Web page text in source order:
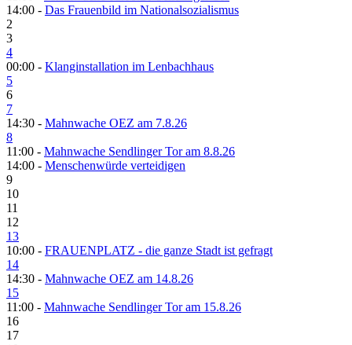
14:00 - Das Frauenbild im Nationalsozialismus
2
3
4
00:00 - Klanginstallation im Lenbachhaus
5
6
7
14:30 - Mahnwache OEZ am 7.8.26
8
11:00 - Mahnwache Sendlinger Tor am 8.8.26
14:00 - Menschenwürde verteidigen
9
10
11
12
13
10:00 - FRAUENPLATZ - die ganze Stadt ist gefragt
14
14:30 - Mahnwache OEZ am 14.8.26
15
11:00 - Mahnwache Sendlinger Tor am 15.8.26
16
17